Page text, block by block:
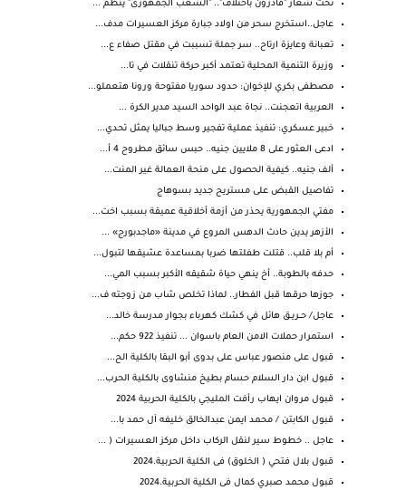
تحت شعار "قادرون باختلاف".. "الشعب الجمهورى" ينظم ...
عاجل..استخرج سحر من اولاد جبارة مركز العسيرات مدف...
تعبانة وعايزة ارتاح.. سر جملة تسببت في مقتل صفاء ع...
وزيرة التنمية المحلية تعتمد أكبر حركة تنقلات في تا...
مصطفى بكري للإخوان: حدود سوريا مفتوحة ورونا هتعملو...
العربية اتعجنت.. نجاة عبد الواحد السيد مدير الكرة ...
خبير عسكري: تنفيذ عملية تفجير وسط جباليا يمثل تحدي...
ادعى العثور على 8 ملايين جنيه.. حبس سائق مطروح 4 أ...
ألف جنيه.. كيفية الحصول على منحة العمالة غير المنت...
تفاصيل القبض على مستريح جديد بسوهاج
مفتي الجمهورية يحذر من أزمة أخلاقية عميقة بسبب اخت...
الأزهر يدين حادث الدهس المروع في مدينة «ماجدبورج» ...
أم بلا قلب.. قتلت طفلتها ضربا بمساعدة عشيقها لتبول...
حدفه بالطوبة.. أخ ينهي حياة شقيقه الأكبر بسبب المي...
جوزها حرقها قبل الفطار.. لماذا تخلص شاب من زوجته ف...
عاجل/ حــريــق هائل في كشك كهرباء بجوار مدرسة خالد...
استمرار حملات الامن العام باسوان ... تنفيذ 922 حكم...
قبول على منصور عباس على بدوى أبو البقا بالكلية الح...
قبول ابن دار السلام حسام بطيخ منشاوى بالكلية الحرب...
قبول مروان ايهاب رأفت المليجي بالكلية الحربية 2024
قبول الكابتن / محمد ايمن عبدالخالق خليفه آل حمد با...
عاجل .. خطوط سير لنقل الركاب داخل مركز العسيرات ( ...
قبول بلال فتحي ( الخلوق) فى الكلية الحربية.2024
قبول محمد صبري كمال فى الكلية الحربية.2024